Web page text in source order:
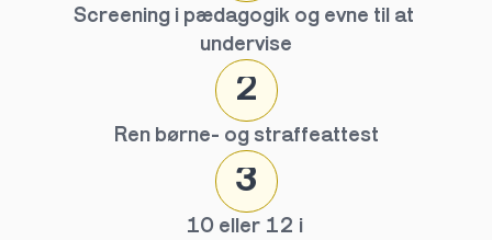
Screening i pædagogik og evne til at
undervise
2
Ren børne- og straffeattest
3
10 eller 12 i